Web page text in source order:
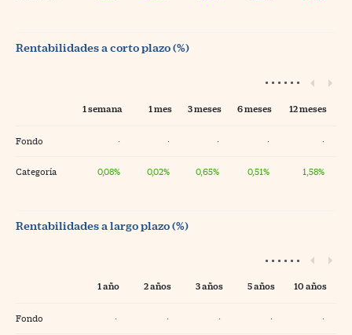
Rentabilidades a corto plazo (%)
1 semana 1 mes 3 meses 6 meses 12 meses
Fondo · · · · ·
Categoría 0,08% 0,02% 0,65% 0,51% 1,58%
Rentabilidades a largo plazo (%)
1 año 2 años 3 años 5 años 10 años
Fondo · · · · ·